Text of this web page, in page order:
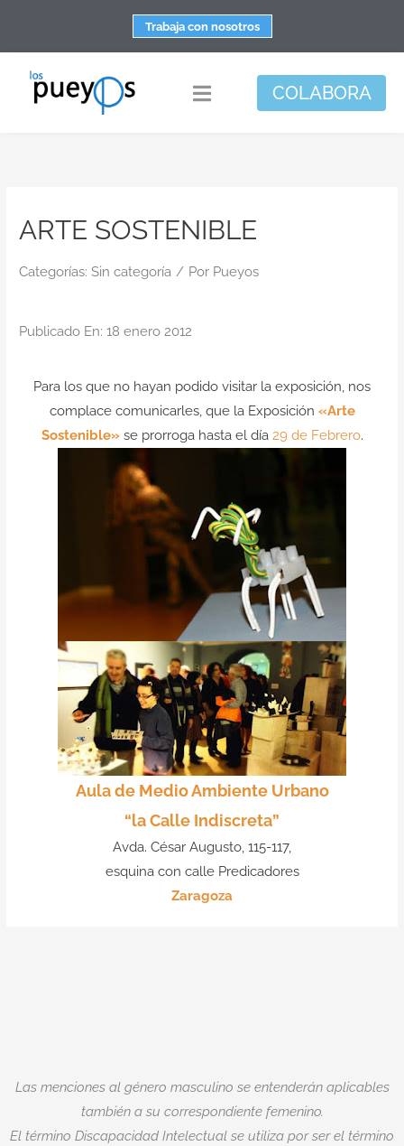
contenido
Trabaja con nosotros
Toggle
Apoyo personal y familiar
DisArte
Contacto
COLABORA
ARTE SOSTENIBLE
Categorías: Sin categoría / Por Pueyos
Publicado En: 18 enero 2012
Para los que no hayan podido visitar la exposición, nos
complace comunicarles, que la Exposición «Arte
Sostenible»se prorroga hasta el día 29 de Febrero.
Aula de Medio Ambiente Urbano
“la Calle Indiscreta”
Avda. César Augusto, 115-117,
esquina con calle Predicadores
Zaragoza
Las menciones al género masculino se entenderán aplicables
también a su correspondiente femenino.
El término Discapacidad Intelectual se utiliza por ser el término